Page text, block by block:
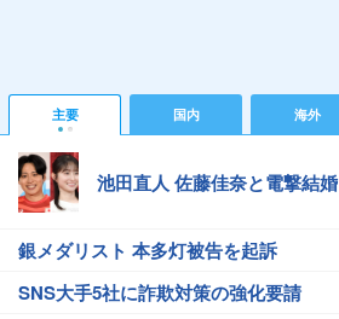
主要 国内 海外
池田直人 佐藤佳奈と電撃結婚
銀メダリスト 本多灯被告を起訴
SNS大手5社に詐欺対策の強化要請